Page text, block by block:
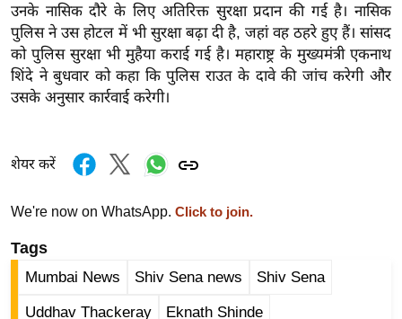
बे
मि
सा
ल
य
यं
इं
डि
या
उनके नासिक दौरे के लिए अतिरिक्त सुरक्षा प्रदान की गई है। नासिक
पुलिस ने उस होटल में भी सुरक्षा बढ़ा दी है, जहां वह ठहरे हुए हैं। सांसद
को पुलिस सुरक्षा भी मुहैया कराई गई है। महाराष्ट्र के मुख्यमंत्री एकनाथ
शिंदे ने बुधवार को कहा कि पुलिस राउत के दावे की जांच करेगी और
उसके अनुसार कार्रवाई करेगी।
शेयर करें
We're now on WhatsApp. Click to join.
Tags
Mumbai News Shiv Sena news Shiv Sena
Uddhav Thackeray Eknath Shinde